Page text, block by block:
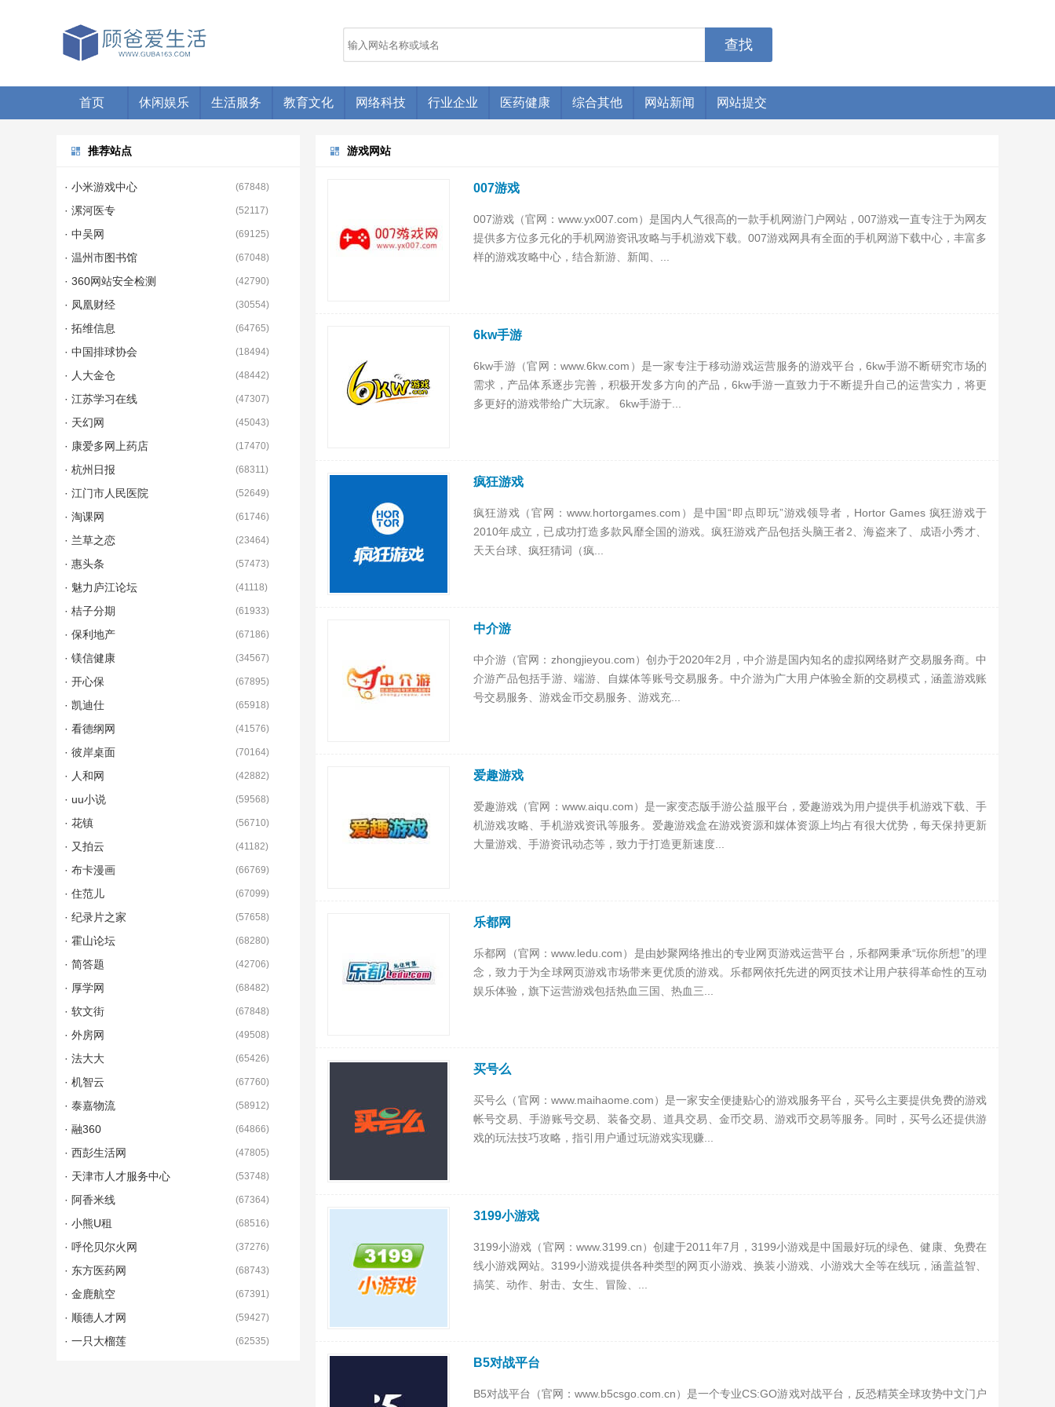
首页 休闲娱乐 生活服务 教育文化 网络科技 行业企业 医药健康 综合其他 网站新闻 网站提交
游戏网站
007游戏
007游戏（官网：www.yx007.com）是国内人气很高的一款手机网游门户网站，007游戏一直专注于为网友
提供多方位多元化的手机网游资讯攻略与手机游戏下载。007游戏网具有全面的手机网游下载中心，丰富多
样的游戏攻略中心，结合新游、新闻、...
6kw手游
6kw手游（官网：www.6kw.com）是一家专注于移动游戏运营服务的游戏平台，6kw手游不断研究市场的
需求，产品体系逐步完善，积极开发多方向的产品，6kw手游一直致力于不断提升自己的运营实力，将更
多更好的游戏带给广大玩家。 6kw手游于...
疯狂游戏
疯狂游戏（官网：www.hortorgames.com）是中国“即点即玩”游戏领导者，Hortor Games 疯狂游戏于
2010年成立，已成功打造多款风靡全国的游戏。疯狂游戏产品包括头脑王者2、海盗来了、成语小秀才、
天天台球、疯狂猜词（疯...
中介游
中介游（官网：zhongjieyou.com）创办于2020年2月，中介游是国内知名的虚拟网络财产交易服务商。中
介游产品包括手游、端游、自媒体等账号交易服务。中介游为广大用户体验全新的交易模式，涵盖游戏账
号交易服务、游戏金币交易服务、游戏充...
爱趣游戏
爱趣游戏（官网：www.aiqu.com）是一家变态版手游公益服平台，爱趣游戏为用户提供手机游戏下载、手
机游戏攻略、手机游戏资讯等服务。爱趣游戏盒在游戏资源和媒体资源上均占有很大优势，每天保持更新
大量游戏、手游资讯动态等，致力于打造更新速度...
乐都网
乐都网（官网：www.ledu.com）是由妙聚网络推出的专业网页游戏运营平台，乐都网秉承“玩你所想”的理
念，致力于为全球网页游戏市场带来更优质的游戏。乐都网依托先进的网页技术让用户获得革命性的互动
娱乐体验，旗下运营游戏包括热血三国、热血三...
买号么
买号么（官网：www.maihaome.com）是一家安全便捷贴心的游戏服务平台，买号么主要提供免费的游戏
帐号交易、手游账号交易、装备交易、道具交易、金币交易、游戏币交易等服务。同时，买号么还提供游
戏的玩法技巧攻略，指引用户通过玩游戏实现赚...
3199小游戏
3199小游戏（官网：www.3199.cn）创建于2011年7月，3199小游戏是中国最好玩的绿色、健康、免费在
线小游戏网站。3199小游戏提供各种类型的网页小游戏、换装小游戏、小游戏大全等在线玩，涵盖益智、
搞笑、动作、射击、女生、冒险、...
B5对战平台
B5对战平台（官网：www.b5csgo.com.cn）是一个专业CS:GO游戏对战平台，反恐精英全球攻势中文门户
推荐站点
· 小米游戏中心 (67848)
· 漯河医专 (52117)
· 中吴网 (69125)
· 温州市图书馆 (67048)
· 360网站安全检测 (42790)
· 凤凰财经 (30554)
· 拓维信息 (64765)
· 中国排球协会 (18494)
· 人大金仓 (48442)
· 江苏学习在线 (47307)
· 天幻网 (45043)
· 康爱多网上药店 (17470)
· 杭州日报 (68311)
· 江门市人民医院 (52649)
· 淘课网 (61746)
· 兰草之恋 (23464)
· 惠头条 (57473)
· 魅力庐江论坛 (41118)
· 桔子分期 (61933)
· 保利地产 (67186)
· 镁信健康 (34567)
· 开心保 (67895)
· 凯迪仕 (65918)
· 看德纲网 (41576)
· 彼岸桌面 (70164)
· 人和网 (42882)
· uu小说 (59568)
· 花镇 (56710)
· 又拍云 (41182)
· 布卡漫画 (66769)
· 住范儿 (67099)
· 纪录片之家 (57658)
· 霍山论坛 (68280)
· 简答题 (42706)
· 厚学网 (68482)
· 软文街 (67848)
· 外房网 (49508)
· 法大大 (65426)
· 机智云 (67760)
· 泰嘉物流 (58912)
· 融360 (64866)
· 西彭生活网 (47805)
· 天津市人才服务中心 (53748)
· 阿香米线 (67364)
· 小熊U租 (68516)
· 呼伦贝尔火网 (37276)
· 东方医药网 (68743)
· 金鹿航空 (67391)
· 顺德人才网 (59427)
· 一只大榴莲 (62535)